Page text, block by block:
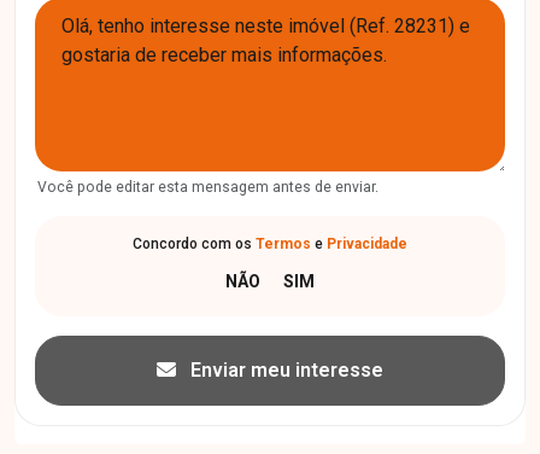
Você pode editar esta mensagem antes de enviar.
Concordo com os Termos e Privacidade
Enviar meu interesse